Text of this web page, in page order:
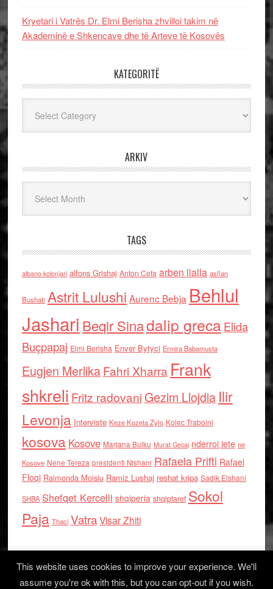
Kryetari i Vatrës Dr. Elmi Berisha zhvilloi takim në
Akademinë e Shkencave dhe të Arteve të Kosovës
KATEGORITË
ARKIV
TAGS
albano kolonjari alfons Grishaj Anton Cefa arben llalla asllan
Bushati Astrit Lulushi Aurenc Bebja Behlul
Jashari Beqir Sinadalip grecaElida
Buçpapaj Elmi Berisha Enver Bytyci Ermira Babamusta
Eugjen MerlikaFahri Xharra Frank
shkreli Fritz radovaniGezim Llojdia Ilir
Levonja Interviste Keze Kozeta Zylo Kolec Traboini
kosova Kosove Marjana Bulku Murat Gecaj nderroi jete ne
Kosove Nene Tereza presidenti Nishani Rafaela Prifti Rafael
Floqi Raimonda Moisiu Ramiz Lushaj reshat kripa Sadik Elshani
SHBA Shefqet Kercelli shqiperia shqiptaret Sokol
Paja Thaci VatraVisar Zhiti
This website uses cookies to improve your experience. We'll
assume you're ok with this, but you can opt-out if you wish.